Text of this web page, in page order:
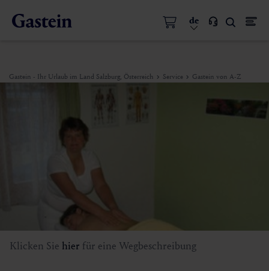
de
Gastein - Ihr Urlaub im Land Salzburg, Österreich Service Gastein von A-Z
Klicken Sie hier für eine Wegbeschreibung